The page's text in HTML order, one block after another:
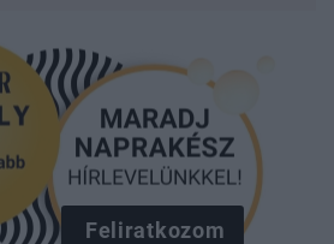
Feliratkozom